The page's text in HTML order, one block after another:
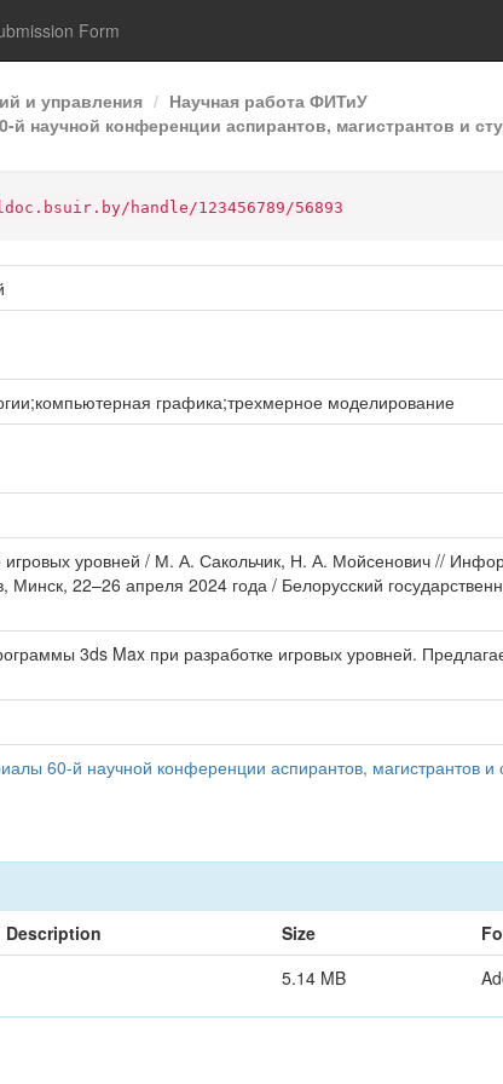
Form
и управления
Научная работа ФИТиУ
научной конференции аспирантов, магистрантов и
handle/123456789/56893
графика;трехмерное моделирование
уровней / М. А. Сакольчик, Н. А. Мойсенович //
Минск, 22–26 апреля 2024 года / Белорусский
3ds Max при разработке игровых уровней.
60-й научной конференции аспирантов, магистрантов и
Description Size
5.14 MB